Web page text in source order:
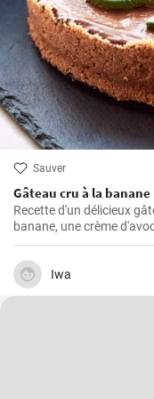
Sauver
Gâteau cru à la banane
Recette d'un délicieux
banane, une crème
créent une parfaite
Iwa